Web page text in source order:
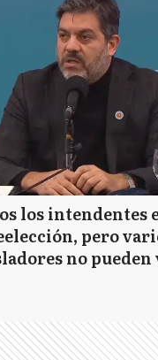
los intendentes
pero
no